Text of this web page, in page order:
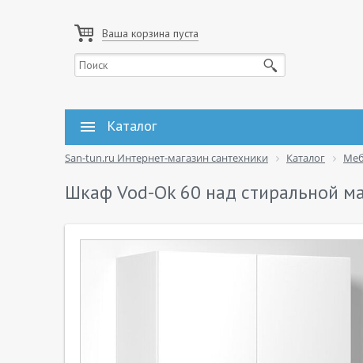
Ваша корзина пуста
Каталог
San-tun.ru Интернет-магазин сантехники Каталог
Шкаф Vod-Ok 60 над стиральной